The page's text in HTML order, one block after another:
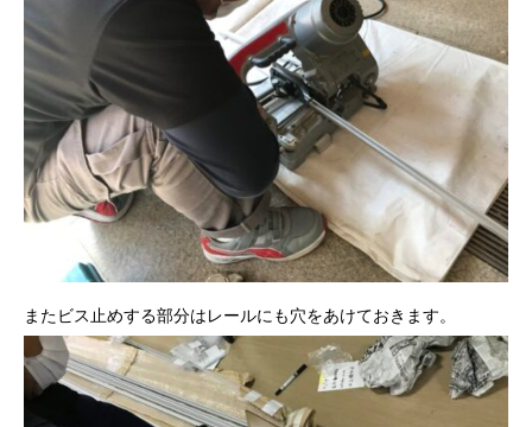
またビス止めする部分はレールにも穴をあけておきます。